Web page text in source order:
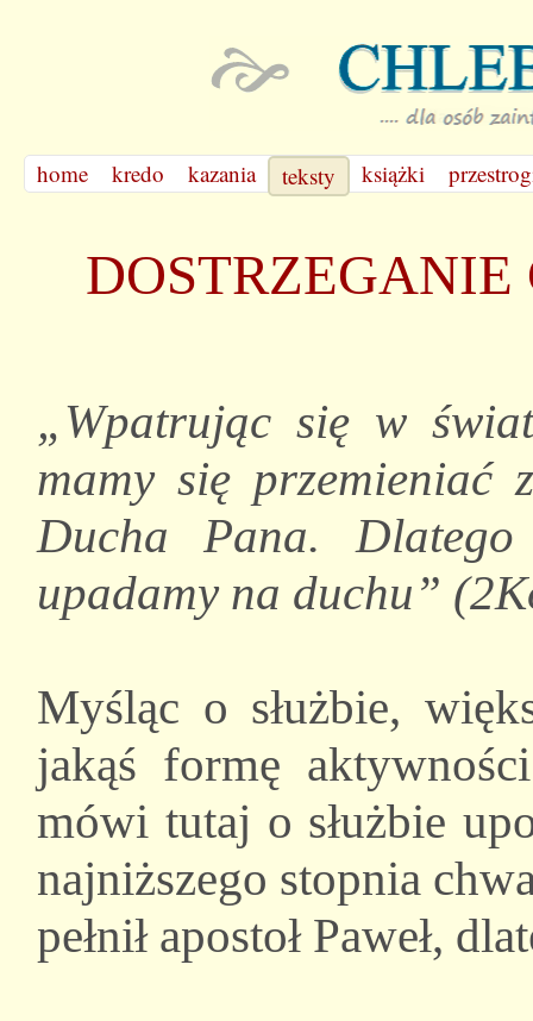
home kredo kazania teksty książki
„Wpatrując się w
mamy się przemieniać
Ducha Pana.
upadamy na duchu”
Myśląc o służbie,
jakąś formę
mówi tutaj o służbie
najniższego stopnia
pełnił apostoł Paweł,